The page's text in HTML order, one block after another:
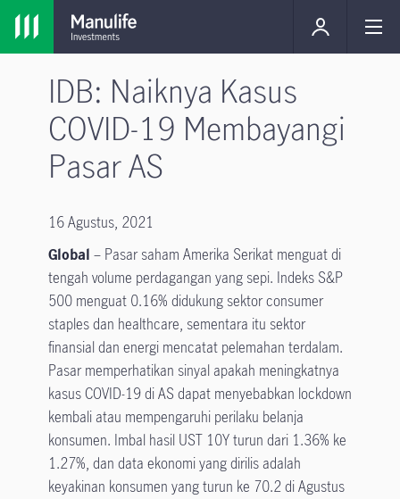
IDB: Naiknya Kasus
COVID-19 Membayangi
Pasar AS
16 Agustus, 2021
Global – Pasar saham Amerika Serikat menguat di
tengah volume perdagangan yang sepi. Indeks S&P
500 menguat 0.16% didukung sektor consumer
staples dan healthcare, sementara itu sektor
finansial dan energi mencatat pelemahan terdalam.
Pasar memperhatikan sinyal apakah meningkatnya
kasus COVID-19 di AS dapat menyebabkan lockdown
kembali atau mempengaruhi perilaku belanja
konsumen. Imbal hasil UST 10Y turun dari 1.36% ke
1.27%, dan data ekonomi yang dirilis adalah
keyakinan konsumen yang turun ke 70.2 di Agustus